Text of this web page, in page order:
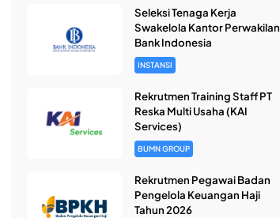
Seleksi Tenaga Kerja
Swakelola Kantor Perwakilan
Bank Indonesia
INSTANSI
Rekrutmen Training Staff PT
Reska Multi Usaha (KAI
Services)
BUMN GROUP
Rekrutmen Pegawai Badan
Pengelola Keuangan Haji
Tahun 2026